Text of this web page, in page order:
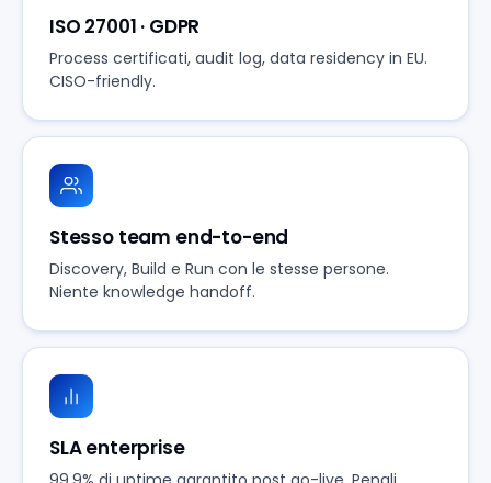
ISO 27001 · GDPR
Process certificati, audit log, data residency in EU.
CISO-friendly.
Stesso team end-to-end
Discovery, Build e Run con le stesse persone.
Niente knowledge handoff.
SLA enterprise